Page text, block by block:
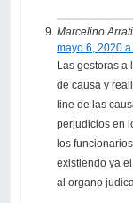
Marcelino
mayo 6, 2020
Las gestoras a
de causa y
line de las
perjudicios en
los
existiendo ya
al organo